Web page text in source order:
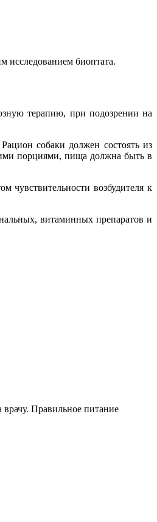
исследованием биоптата.
терапию, при подозрении на
собаки должен состоять из
порциями, пища должна быть в
чувствительности возбудителя к
витаминных препаратов и
Правильное питание